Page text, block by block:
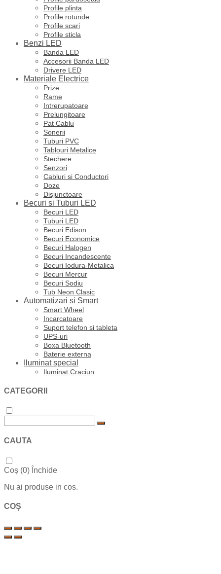
Profile plinta
Profile rotunde
Profile scari
Profile sticla
Benzi LED
Banda LED
Accesorii Banda LED
Drivere LED
Materiale Electrice
Prize
Rame
Intrerupatoare
Prelungitoare
Pat Cablu
Sonerii
Tuburi PVC
Tablouri Metalice
Stechere
Senzori
Cabluri si Conductori
Doze
Disjunctoare
Becuri si Tuburi LED
Becuri LED
Tuburi LED
Becuri Edison
Becuri Economice
Becuri Halogen
Becuri Incandescente
Becuri Iodura-Metalica
Becuri Mercur
Becuri Sodiu
Tub Neon Clasic
Automatizari si Smart
Smart Wheel
Incarcatoare
Suport telefon si tableta
UPS-uri
Boxa Bluetooth
Baterie externa
Iluminat special
Iluminat Craciun
CATEGORII
CAUTA
Coș (0) Închide
Nu ai produse in cos.
COȘ